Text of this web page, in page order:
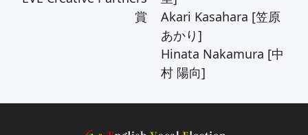
賞
Akari Kasahara [笠原
あかり]
Hinata Nakamura [中
村 陽向]